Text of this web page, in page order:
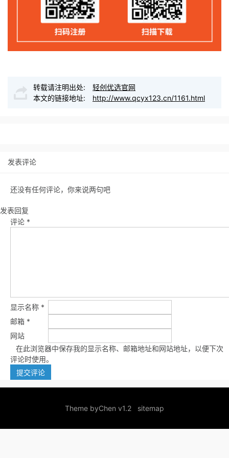
转载请注明出处:
轻创优选官网
本文的链接地址:
http://www.qcyx123.cn/1161.html
发表评论
还没有任何评论，你来说两句吧
发表回复
评论 *
显示名称 *
邮箱 *
网站
在此浏览器中保存我的显示名称、邮箱地址和网站地址，以便下次
评论时使用。
Theme byChen v1.2 sitemap